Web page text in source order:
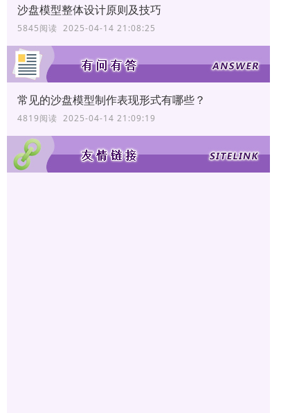
沙盘模型整体设计原则及技巧
5845阅读 2025-04-14 21:08:25
常见的沙盘模型制作表现形式有哪些？
4819阅读 2025-04-14 21:09:19